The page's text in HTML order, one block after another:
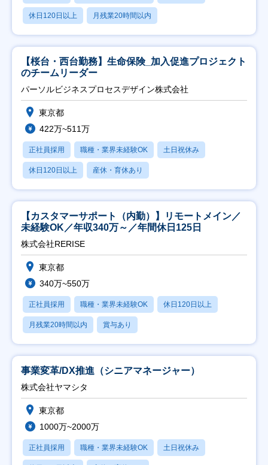
休日120日以上 月残業20時間以内
【桜台・西台勤務】生命保険_加入促進プロジェクト
のチームリーダー
パーソルビジネスプロセスデザイン株式会社
東京都
422万~511万
正社員採用 職種・業界未経験OK 土日祝休み
休日120日以上 産休・育休あり
【カスタマーサポート（内勤）】リモートメイン／
未経験OK／年収340万～／年間休日125日
株式会社RERISE
東京都
340万~550万
正社員採用 職種・業界未経験OK 休日120日以上
月残業20時間以内 賞与あり
事業変革/DX推進（シニアマネージャー）
株式会社ヤマシタ
東京都
1000万~2000万
正社員採用 職種・業界未経験OK 土日祝休み